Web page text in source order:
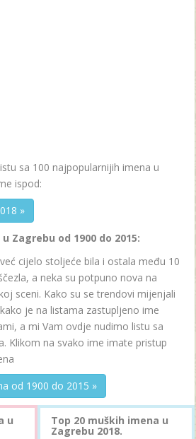
sa 100 najpopularnijih imena u
ispod:
»
Zagrebu od 1900 do 2015:
cijelo stoljeće bila i ostala među 10
a neka su potpuno nova na
sceni. Kako su se trendovi mijenjali
je na listama zastupljeno ime
a mi Vam ovdje nudimo listu sa
Klikom na svako ime imate pristup
od 1900 do 2015 »
u Top 20 muških imena u
Zagrebu 2018.